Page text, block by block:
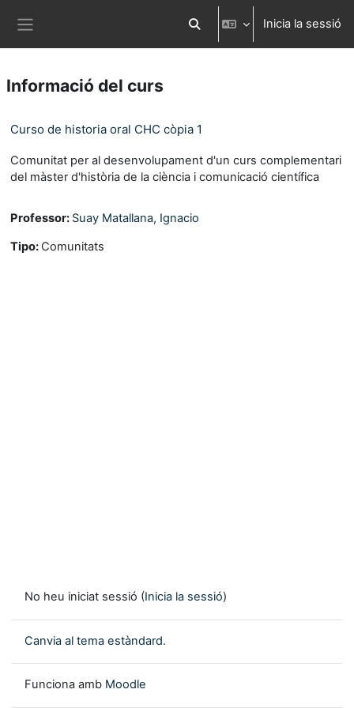
Commuta l'entrada de la cerca
Inicia la sessió
Informació del curs
Curso de historia oral CHC còpia 1
Comunitat per al desenvolupament d'un curs complementari
del màster d'història de la ciència i comunicació científica
Professor: Suay Matallana, Ignacio
Tipo: Comunitats
No heu iniciat sessió (Inicia la sessió)
Canvia al tema estàndard.
Funciona amb Moodle